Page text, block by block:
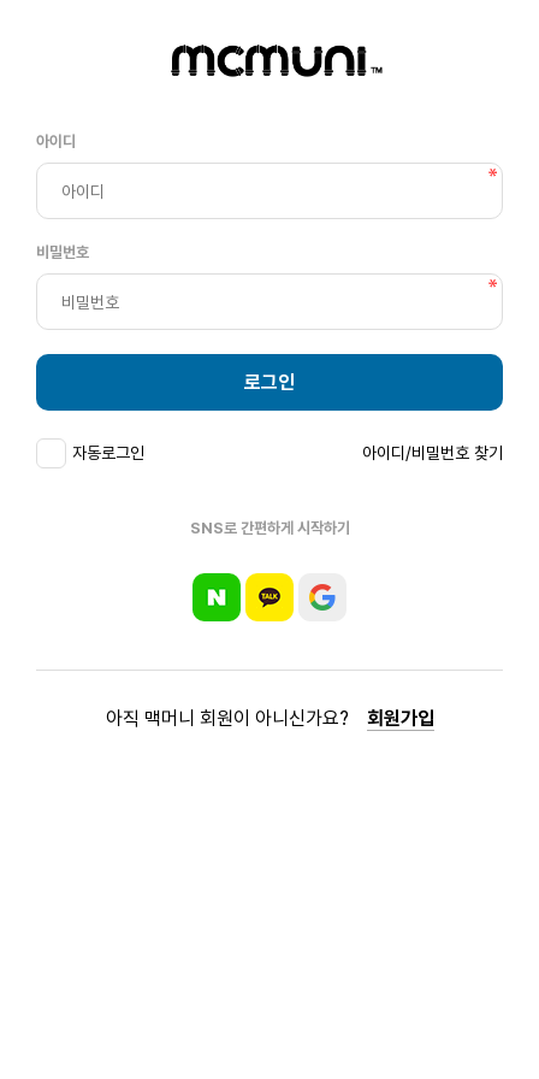
아이디
비밀번호
로그인
자동로그인 아이디/비밀번호 찾기
SNS로 간편하게 시작하기
아직 맥머니 회원이 아니신가요? 회원가입